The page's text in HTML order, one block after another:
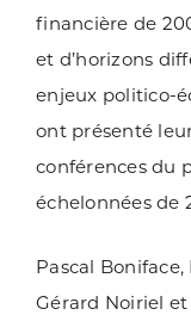
financière de
et d’horizons
enjeux politico-
ont présenté
conférences du
échelonnées de
Pascal
Gérard Noiriel